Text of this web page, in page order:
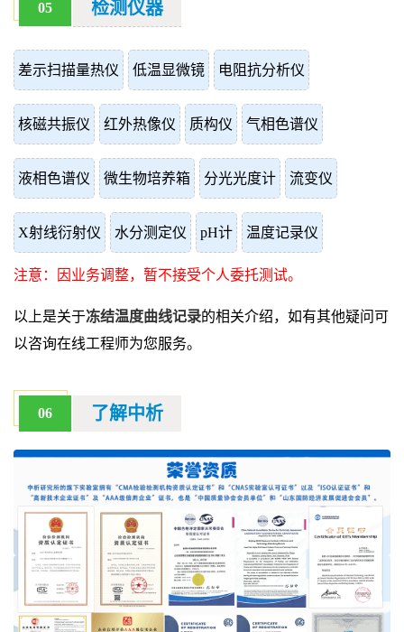
05 检测仪器
差示扫描量热仪 低温显微镜 电阻抗分析仪
核磁共振仪 红外热像仪 质构仪 气相色谱仪
液相色谱仪 微生物培养箱 分光光度计 流变仪
X射线衍射仪 水分测定仪 pH计 温度记录仪
注意：因业务调整，暂不接受个人委托测试。
以上是关于冻结温度曲线记录的相关介绍，如有其他疑问可
以咨询在线工程师为您服务。
06 了解中析